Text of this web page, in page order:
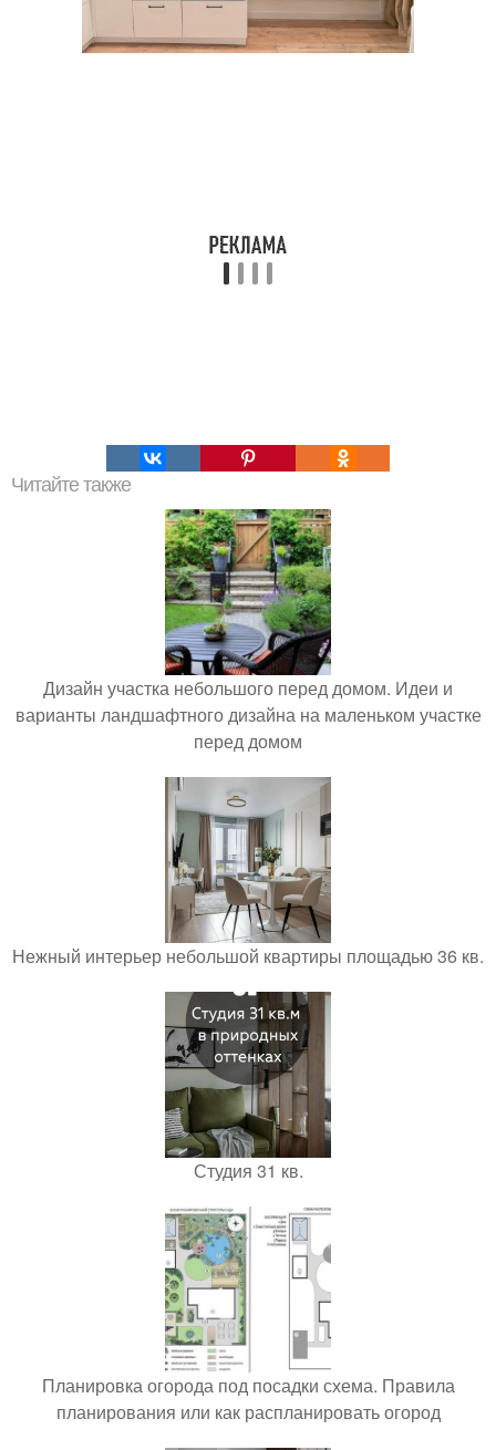
Читайте также
Дизайн участка небольшого перед домом. Идеи и
варианты ландшафтного дизайна на маленьком участке
перед домом
Нежный интерьер небольшой квартиры площадью 36 кв.
Студия 31 кв.
Планировка огорода под посадки схема. Правила
планирования или как распланировать огород